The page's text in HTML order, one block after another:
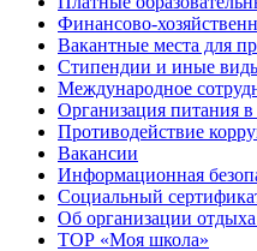
Финансово-
Вакантные места для
Стипендии и иные
Международное
Организация питания в
Противодействие
Вакансии
Информационная
Социальный
Об организации
ТОР «Моя школа»